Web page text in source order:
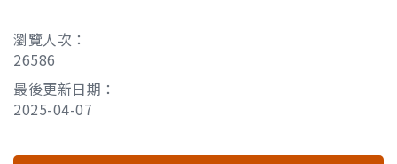
瀏覽人次：
26586
最後更新日期：
2025-04-07